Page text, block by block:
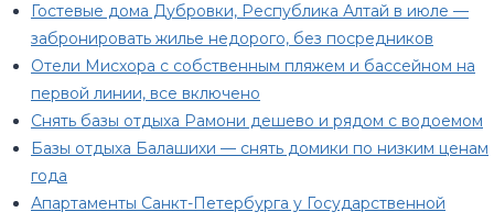
Гостевые дома Дубровки, Республика Алтай в июле —
забронировать жилье недорого, без посредников
Отели Мисхора с собственным пляжем и бассейном на
первой линии, все включено
Снять базы отдыха Рамони дешево и рядом с водоемом
Базы отдыха Балашихи — снять домики по низким ценам
года
Апартаменты Санкт-Петербурга у Государственной